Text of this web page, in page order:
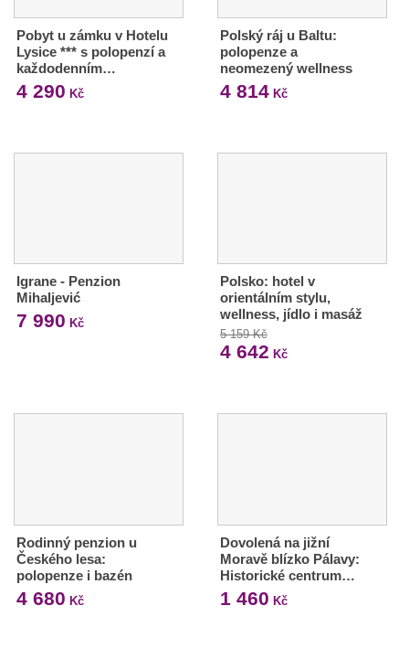
Pobyt u zámku v Hotelu
Lysice *** s polopenzí a
každodenním…
4 290 Kč
Polský ráj u Baltu:
polopenze a
neomezený wellness
4 814Kč
Igrane - Penzion
Mihaljević
7 990 Kč
Polsko: hotel v
orientálním stylu,
wellness, jídlo i masáž
5 159 Kč
4 642 Kč
Rodinný penzion u
Českého lesa:
polopenze i bazén
4 680 Kč
Dovolená na jižní
Moravě blízko Pálavy:
Historické centrum…
1 460 Kč